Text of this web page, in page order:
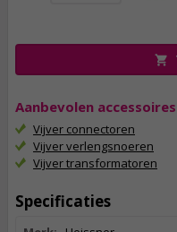
Aanbevolen accessoires
Vijver connectoren
Vijver verlengsnoeren
Vijver transformatoren
Specificaties